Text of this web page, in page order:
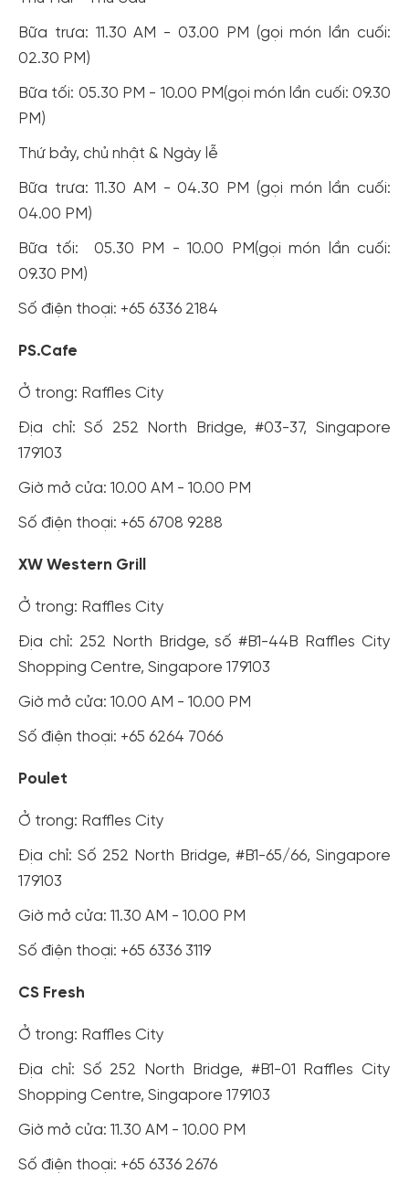
Bữa trưa: 11.30 AM - 03.00 PM (gọi món lần cuối:
02.30 PM)
Bữa tối: 05.30 PM - 10.00 PM(gọi món lần cuối: 09.30
PM)
Thứ bảy, chủ nhật & Ngày lễ
Bữa trưa: 11.30 AM - 04.30 PM (gọi món lần cuối:
04.00 PM)
Bữa tối: 05.30 PM - 10.00 PM(gọi món lần cuối:
09.30 PM)
Số điện thoại: +65 6336 2184
PS.Cafe
Ở trong: Raffles City
Địa chỉ: Số 252 North Bridge, #03-37, Singapore
179103
Giờ mở cửa: 10.00 AM - 10.00 PM
Số điện thoại: +65 6708 9288
XW Western Grill
Ở trong: Raffles City
Địa chỉ: 252 North Bridge, số #B1-44B Raffles City
Shopping Centre, Singapore 179103
Giờ mở cửa: 10.00 AM - 10.00 PM
Số điện thoại: +65 6264 7066
Poulet
Ở trong: Raffles City
Địa chỉ: Số 252 North Bridge, #B1-65/66, Singapore
179103
Giờ mở cửa: 11.30 AM - 10.00 PM
Số điện thoại: +65 6336 3119
CS Fresh
Ở trong: Raffles City
Địa chỉ: Số 252 North Bridge, #B1-01 Raffles City
Shopping Centre, Singapore 179103
Giờ mở cửa: 11.30 AM - 10.00 PM
Số điện thoại: +65 6336 2676
Đăng nhập Google